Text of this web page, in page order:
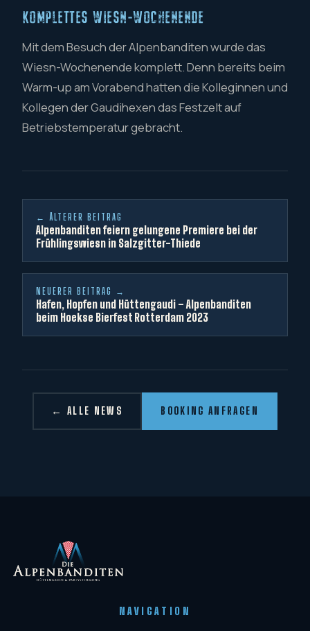
KOMPLETTES WIESN-WOCHENENDE
Mit dem Besuch der Alpenbanditen wurde das
Wiesn-Wochenende komplett. Denn bereits beim
Warm-up am Vorabend hatten die Kolleginnen und
Kollegen der Gaudihexen das Festzelt auf
Betriebstemperatur gebracht.
← ÄLTERER BEITRAG
Alpenbanditen feiern gelungene Premiere bei der
Frühlingswiesn in Salzgitter-Thiede
NEUERER BEITRAG →
Hafen, Hopfen und Hüttengaudi – Alpenbanditen
beim Hoekse Bierfest Rotterdam 2023
← ALLE NEWS BOOKING ANFRAGEN
NAVIGATION